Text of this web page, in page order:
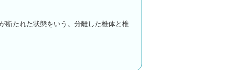
断たれた状態をいう。分離した椎体と椎